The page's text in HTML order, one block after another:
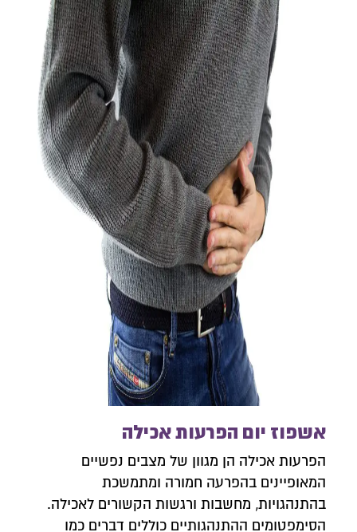
אשפוז יום הפרעות אכילה
הפרעות אכילה הן מגוון של מצבים נפשיים
המאופיינים בהפרעה חמורה ומתמשכת
בהתנהגויות, מחשבות ורגשות הקשורים לאכילה.
הסימפטומים ההתנהגותיים כוללים דברים כמו